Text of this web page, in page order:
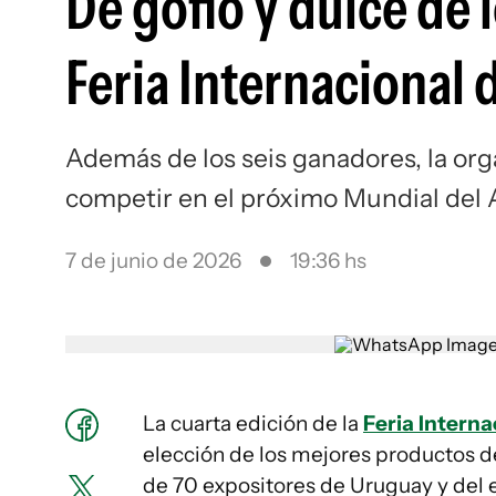
Feria Internacional
Además de los seis ganadores, la
competir en el próximo Mundial del
7 de junio de 2026 19:36 hs
La cuarta edición de la Feria
elección de los mejores productos
de 70 expositores de Uruguay y del